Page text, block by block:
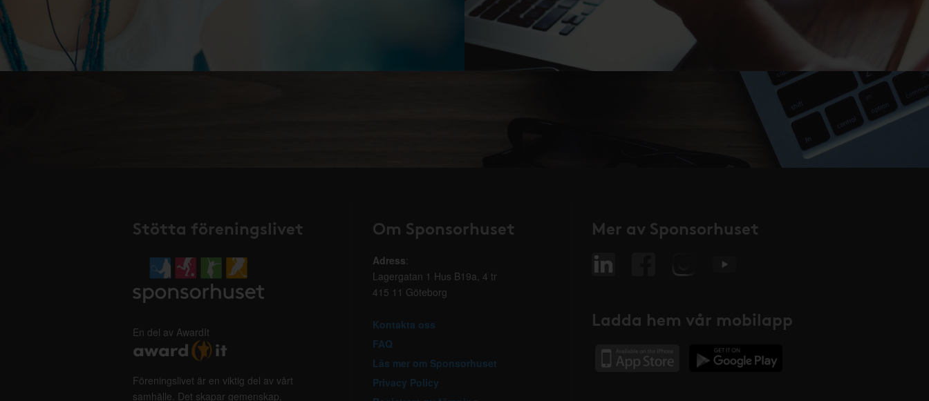
Stötta föreningslivet
En del av AwardIt
Föreningslivet är en viktig del av vårt
samhälle. Det skapar gemenskap,
Om Sponsorhuset
Adress:
Lagergatan 1 Hus B19a, 4 tr
415 11 Göteborg
Kontakta oss
FAQ
Läs mer om Sponsorhuset
Privacy Policy
Mer av Sponsorhuset
Ladda hem vår mobilapp